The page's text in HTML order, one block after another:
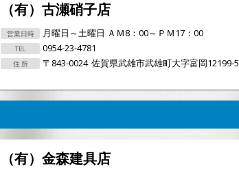
（有）古瀬硝子店
月曜日～土曜日 ＡＭ8：00～ＰＭ17：00
0954-23-4781
〒843-0024 佐賀県武雄市武雄町大字富岡12199-5
（有）金森建具店